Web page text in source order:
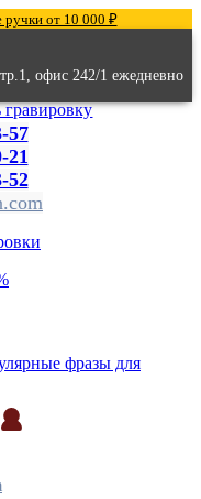
ручки от 10 000 ₽
офис 242/1 ежедневно
57
21
52
гравировку
фразы для